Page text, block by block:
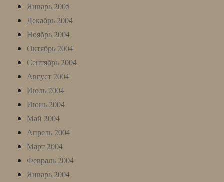
Январь 2005
Декабрь 2004
Ноябрь 2004
Октябрь 2004
Сентябрь 2004
Август 2004
Июль 2004
Июнь 2004
Май 2004
Апрель 2004
Март 2004
Февраль 2004
Январь 2004